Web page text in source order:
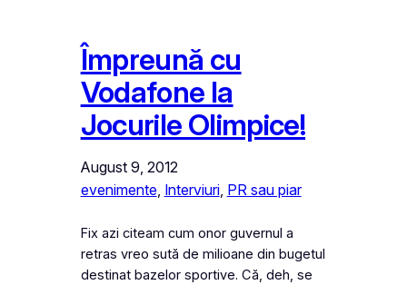
Împreună cu
Vodafone la
Jocurile Olimpice!
August 9, 2012
evenimente, Interviuri, PR sau piar
Fix azi citeam cum onor guvernul a
retras vreo sută de milioane din bugetul
destinat bazelor sportive. Că, deh, se